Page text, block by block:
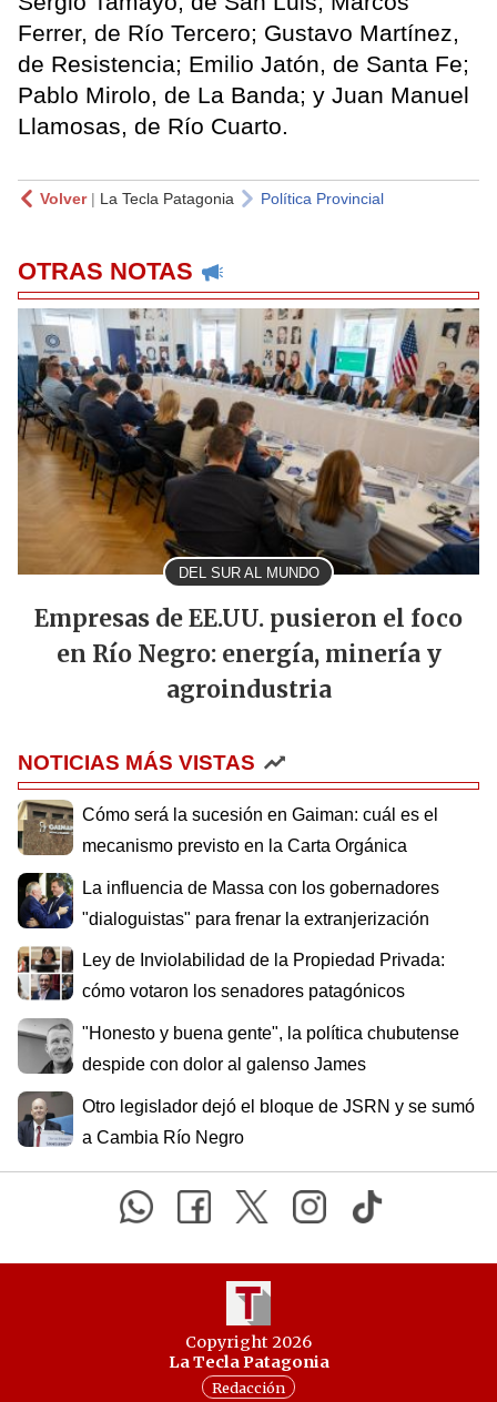
Ferrer, de Río Tercero; Gustavo Martínez,
de Resistencia; Emilio Jatón, de Santa Fe;
Pablo Mirolo, de La Banda; y Juan Manuel
Llamosas, de Río Cuarto.
Volver| La Tecla Patagonia Política Provincial
OTRAS NOTAS
DEL SUR AL MUNDO
Empresas de EE.UU. pusieron el foco
en Río Negro: energía, minería y
agroindustria
NOTICIAS MÁS VISTAS
Cómo será la sucesión en Gaiman: cuál es el
mecanismo previsto en la Carta Orgánica
La influencia de Massa con los gobernadores
"dialoguistas" para frenar la extranjerización
Ley de Inviolabilidad de la Propiedad Privada:
cómo votaron los senadores patagónicos
"Honesto y buena gente", la política chubutense
despide con dolor al galenso James
Otro legislador dejó el bloque de JSRN y se sumó
a Cambia Río Negro
Copyright 2026
La Tecla Patagonia
Redacción